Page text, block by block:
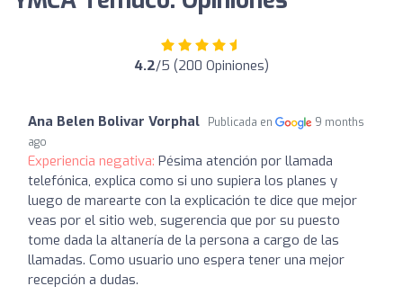
4.2/5 (200 Opiniones)
Ana Belen Bolivar Vorphal Publicada en
9 months
ago
Experiencia negativa: Pésima atención por llamada
telefónica, explica como si uno supiera los planes y
luego de marearte con la explicación te dice que mejor
veas por el sitio web, sugerencia que por su puesto
tome dada la altanería de la persona a cargo de las
llamadas. Como usuario uno espera tener una mejor
recepción a dudas.